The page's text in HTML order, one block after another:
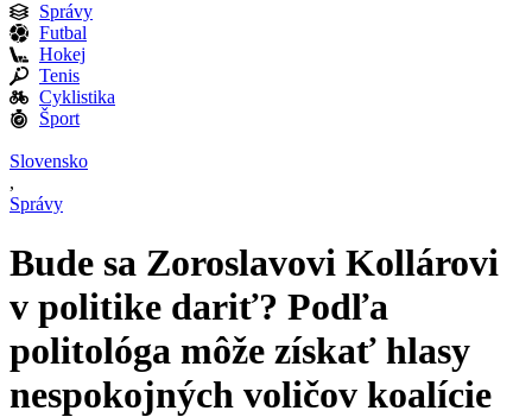
Správy
Futbal
Hokej
Tenis
Cyklistika
Šport
Slovensko
,
Správy
Bude sa Zoroslavovi Kollárovi
v politike dariť? Podľa
politológa môže získať hlasy
nespokojných voličov koalície